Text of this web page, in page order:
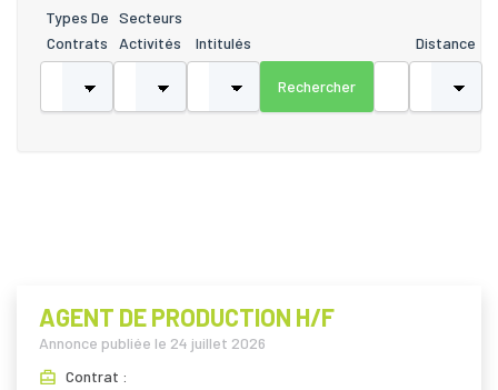
Distance
Types De
Contrats
Secteurs
Activités
Intitulés
AGENT DE PRODUCTION H/F
Annonce publiée le 24 juillet 2026
Contrat :